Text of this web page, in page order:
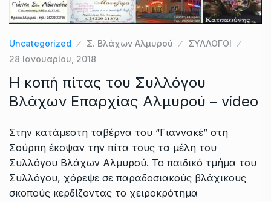
Uncategorized Σ. Βλάχων Αλμυρού
ΣΥΛΛΟΓΟΙ
28 Ιανουαρίου, 2018
Η κοπή πίτας του Συλλόγου
Βλάχων Επαρχίας Αλμυρού – video
Στην κατάμεστη ταβέρνα του “Γιαννακέ” στη
Σούρπη έκοψαν την πίτα τους τα μέλη του
Συλλόγου Βλάχων Αλμυρού. Το παιδικό τμήμα του
Συλλόγου, χόρεψε σε παραδοσιακούς βλάχικους
σκοπούς κερδίζοντας το χειροκρότημα